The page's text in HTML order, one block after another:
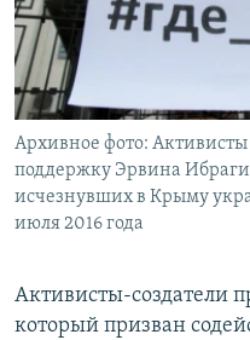
ПОБЕДИТЕЛЕЙ НЕ СУДЯТ?
КРЫМ.НЕПОКОРЕННЫЙ
ELIFBE
УКРАИНСКАЯ ПРОБЛЕМА
ПРИСОЕДИНЯЙТЕСЬ!
Все сайты RFE/RL
Архивное фото:
поддержку Эрвина
исчезнувших в Крыму
июля 2016 года
Активисты-создатели
который призван